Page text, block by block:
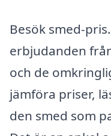
Besök smed-
erbjudanden
och de
jämföra priser,
den smed som